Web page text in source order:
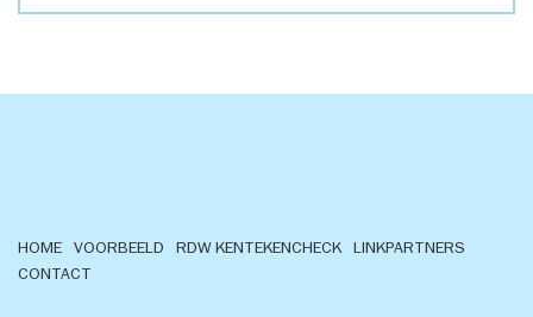
HOME VOORBEELD RDW KENTEKENCHECK
LINKPARTNERS
CONTACT